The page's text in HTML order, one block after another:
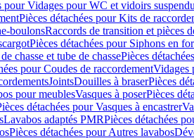
pour Vidages pour WC et vidoirs
Pièces détachées pour Kits de
boulonsRaccords de transition et pièces
Pièces détachées pour Siphons en
chasse et tube de chassePièces
pour Coudes de raccordementVidages
JointsDouilles à braserPièces
pour meublesVasques à poserPièces
détachées pour Vasques à encastrer
Lavabos adaptés PMRPièces détachées
Pièces détachées pour Autres lavabos